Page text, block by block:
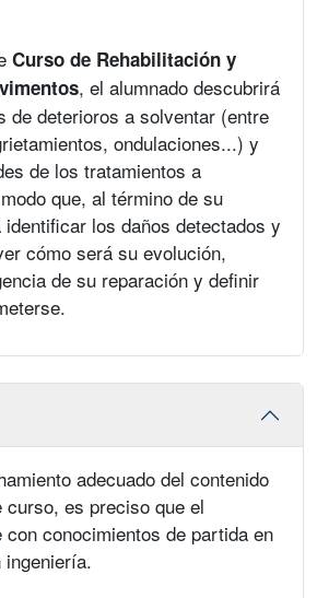
Curso de Rehabilitación y
, el alumnado descubrirá
de deterioros a solventar (entre
ondulaciones...) y
de los tratamientos a
que, al término de su
los daños detectados y
cómo será su evolución,
de su reparación y definir
adecuado del contenido
es preciso que el
con conocimientos de partida en